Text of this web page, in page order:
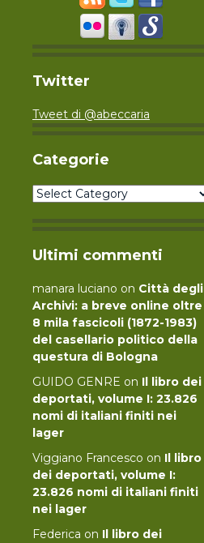
Twitter
Tweet di @abeccaria
Categorie
Categorie
Ultimi commenti
manara luciano on Città degli
Archivi: a breve online oltre
8 mila fascicoli (1872-1983)
del casellario politico della
questura di Bologna
GUIDO GENRE on Il libro dei
deportati, volume I: 23.826
nomi di italiani finiti nei
lager
Viggiano Francesco on Il libro
dei deportati, volume I:
23.826 nomi di italiani finiti
nei lager
Federica on Il libro dei